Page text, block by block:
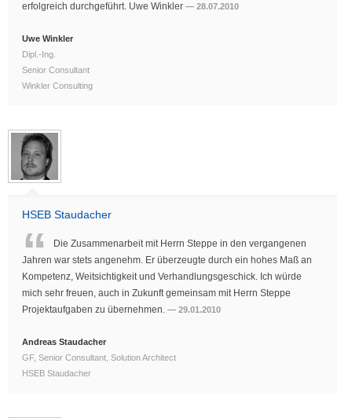
erfolgreich durchgeführt. Uwe Winkler
28.07.2010
Uwe Winkler
Dipl.-Ing.
Senior Consultant
Winkler Consulting
HSEB Staudacher
Die Zusammenarbeit mit Herrn Steppe in den vergangenen
Jahren war stets angenehm. Er überzeugte durch ein hohes Maß an
Kompetenz, Weitsichtigkeit und Verhandlungsgeschick. Ich würde
mich sehr freuen, auch in Zukunft gemeinsam mit Herrn Steppe
Projektaufgaben zu übernehmen.
29.01.2010
Andreas Staudacher
GF, Senior Consultant, Solution Architect
HSEB Staudacher